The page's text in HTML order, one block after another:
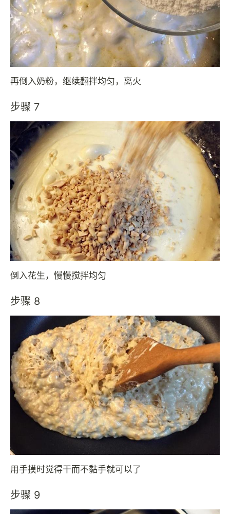
再倒入奶粉，继续翻拌均匀，离火
步骤 7
倒入花生，慢慢搅拌均匀
步骤 8
用手摸时觉得干而不黏手就可以了
步骤 9